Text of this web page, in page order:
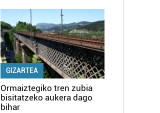
GIZARTEA
Ormaiztegiko tren zubia
bisitatzeko aukera dago
bihar